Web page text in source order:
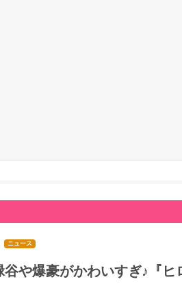
ニュース
谷や爆豪がかわいすぎ♪『